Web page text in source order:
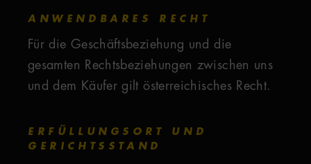
ANWENDBARES RECHT
Für die Geschäftsbeziehung und die
gesamten Rechtsbeziehungen zwischen uns
und dem Käufer gilt österreichisches Recht.
ERFÜLLUNGSORT UND
GERICHTSSTAND